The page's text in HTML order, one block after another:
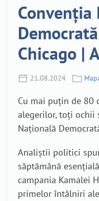
Convenția
Chicago |
21.08.2024
Cu mai puțin de 80
alegerilor, toți ochii
Națională
Analiștii politici
săptămână
campania Kamalei
primelor întâlniri